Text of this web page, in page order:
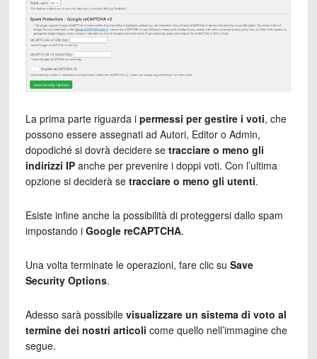
La prima parte riguarda i permessi per gestire i voti, che
possono essere assegnati ad Autori, Editor o Admin,
dopodiché si dovrà decidere se tracciare o meno gli
indirizzi IPanche per prevenire i doppi voti. Con l’ultima
opzione si deciderà se tracciare o meno gli utenti.
Esiste infine anche la possibilità di proteggersi dallo spam
impostando i Google reCAPTCHA.
Una volta terminate le operazioni, fare clic su Save
Security Options.
Adesso sarà possibile visualizzare un sistema di voto al
termine dei nostri articoli come quello nell’immagine che
segue.